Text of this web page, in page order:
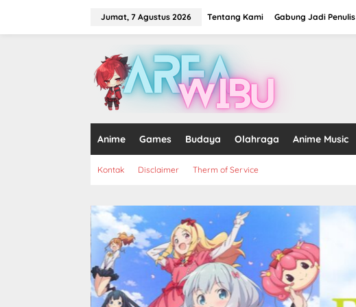
Jumat, 7 Agustus 2026 Tentang Kami Gabung Jadi Penulis
Anime Games Budaya Olahraga Anime Music
Kontak Disclaimer Therm of Service